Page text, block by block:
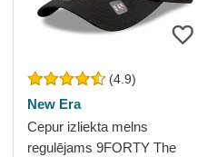
(4.9)
New Era
Cepur izliekta melns
regulējams 9FORTY The